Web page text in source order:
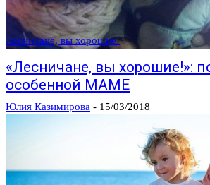
Лесничане, вы хорошие!
«Лесничане, вы хорошие!»:
особенной МАМЕ
Юлия Казимирова - 15/03/2018